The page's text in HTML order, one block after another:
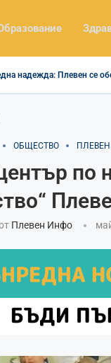
надежда: Плевен се
ОБЩЕСТВО
по
Плевен Инфо